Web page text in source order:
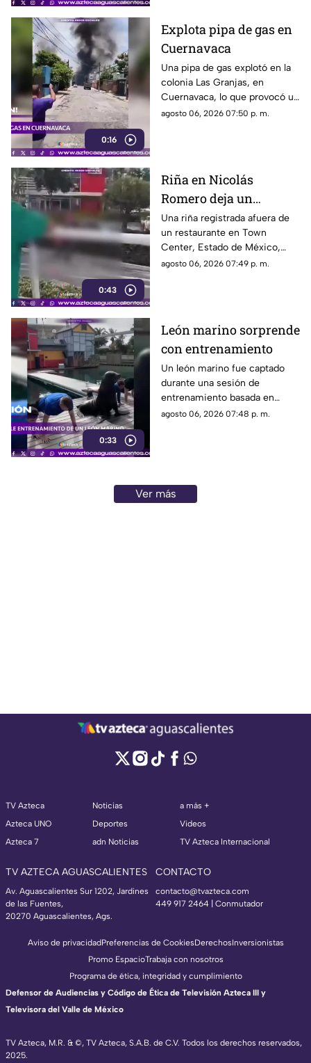
0:16
Explota pipa de gas en
Cuernavaca
Una pipa de gas explotó en la
colonia Las Granjas, en
Cuernavaca, lo que provocó un
despliegue de bomberos y
agosto 06, 2026 07:50 p. m.
0:43
Riña en Nicolás
Romero deja un
hombre muerto
Una riña registrada afuera de
un restaurante en Town
Center, Estado de México,
dejó un hombre sin vida.
agosto 06, 2026 07:49 p. m.
0:33
León marino sorprende
con entrenamiento
Un león marino fue captado
durante una sesión de
entrenamiento basada en
refuerzo positivo para facilitar
agosto 06, 2026 07:48 p. m.
Ver más
TV Azteca
Azteca UNO
Azteca 7
Noticias
Deportes
adn Noticias
a más +
Videos
TV Azteca Internacional
TV AZTECA AGUASCALIENTES
Av. Aguascalientes Sur 1202, Jardines
de las Fuentes,
20270 Aguascalientes, Ags.
CONTACTO
contacto@tvazteca.com
449 917 2464 | Conmutador
TV Azteca, M.R. & ©, TV Azteca, S.A.B. de C.V. Todos los derechos reservados,
2025.
Aviso de privacidadPreferencias de CookiesDerechosInversionistas
Promo EspacioTrabaja con nosotros
Programa de ética, integridad y cumplimiento
Defensor de Audiencias y Código de Ética de Televisión Azteca III y
Televisora del Valle de México